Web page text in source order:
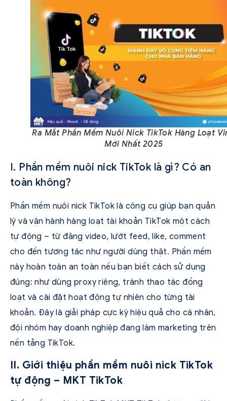
Ra Mắt Phần Mềm Nuôi Nick TikTok Hàng Loạt
Mới Nhất 2025
I. Phần mềm nuôi nick TikTok là gì? Có an
toàn không?
Phần mềm nuôi nick TikTok là công cụ giúp bạn quản
lý và vận hành hàng loạt tài khoản TikTok một cách
tự động – từ đăng video, lướt feed, like, comment
cho đến tương tác như người dùng thật. Phần mềm
này hoàn toàn an toàn nếu bạn biết cách sử dụng
đúng: như dùng proxy riêng, tránh thao tác đồng
loạt và cài đặt hoạt động tự nhiên cho từng tài
khoản. Đây là giải pháp cực kỳ hiệu quả cho cá nhân,
đội nhóm hay doanh nghiệp đang làm marketing trên
nền tảng TikTok.
II. Giới thiệu phần mềm nuôi nick TikTok
tự động – MKT TikTok